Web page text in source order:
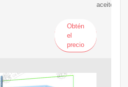
aceite.
Obtén
el
precio